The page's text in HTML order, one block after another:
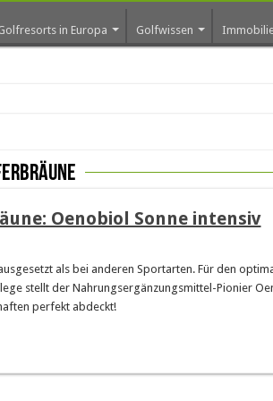
in Europa Golfwissen
Oenobiol Sonne intensiv
als bei anderen Sportarten. Für den
stellt der Nahrungsergänzungsmittel-Pionier
perfekt abdeckt!